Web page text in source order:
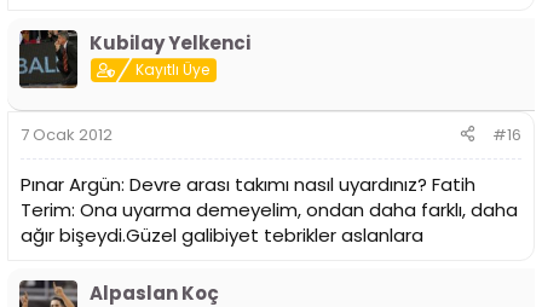
Kubilay Yelkenci
Kayıtlı Üye
7 Ocak 2012 #16
Pınar Argün: Devre arası takımı nasıl uyardınız? Fatih
Terim: Ona uyarma demeyelim, ondan daha farklı, daha
ağır bişeydi.Güzel galibiyet tebrikler aslanlara
Alpaslan Koç